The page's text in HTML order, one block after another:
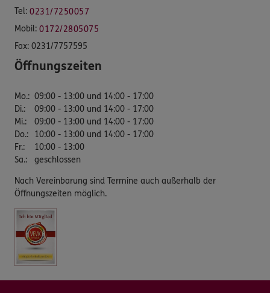
Tel: 0231/7250057
Mobil: 0172/2805075
Fax: 0231/7757595
Öffnungszeiten
Mo.: 09:00 - 13:00 und 14:00 - 17:00
Di.:
09:00 - 13:00 und 14:00 - 17:00
Mi.:
09:00 - 13:00 und 14:00 - 17:00
Do.:
10:00 - 13:00 und 14:00 - 17:00
Fr.:
10:00 - 13:00
Sa.: geschlossen
Nach Vereinbarung sind Termine auch außerhalb der
Öffnungszeiten möglich.